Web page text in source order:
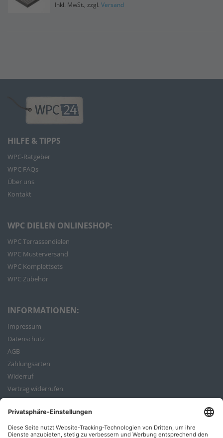
Inkl. MwSt., zzgl. Versand
HILFE & TIPPS
WPC-Ratgeber
WPC FAQs
Über uns
Kontakt
WPC DIELEN ONLINESHOP:
WPC Terrassendielen
WPC Musterversand
WPC Komplettsets
WPC Zubehör
INFORMATIONEN:
Impressum
Datenschutz
AGB
Zahlungsarten
Widerruf
Vertrag widerrufen
Bestellvorgang
ZAHLUNGSARTEN: